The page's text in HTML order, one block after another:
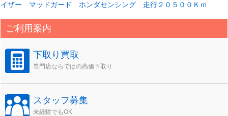
イザー マッドガード ホンダセンシング 走行２０５００Ｋｍ
ご利用案内
下取り買取
専門店ならではの高価下取り
スタッフ募集
未経験でもOK